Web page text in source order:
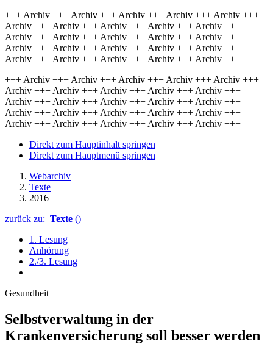
+++ Archiv +++ Archiv +++ Archiv +++ Archiv +++ Archiv +++
Archiv +++ Archiv +++ Archiv +++ Archiv +++ Archiv +++
Archiv +++ Archiv +++ Archiv +++ Archiv +++ Archiv +++
Archiv +++ Archiv +++ Archiv +++ Archiv +++ Archiv +++
Archiv +++ Archiv +++ Archiv +++ Archiv +++ Archiv +++
+++ Archiv +++ Archiv +++ Archiv +++ Archiv +++ Archiv +++
Archiv +++ Archiv +++ Archiv +++ Archiv +++ Archiv +++
Archiv +++ Archiv +++ Archiv +++ Archiv +++ Archiv +++
Archiv +++ Archiv +++ Archiv +++ Archiv +++ Archiv +++
Archiv +++ Archiv +++ Archiv +++ Archiv +++ Archiv +++
Direkt zum Hauptinhalt springen
Direkt zum Hauptmenü springen
Webarchiv
Texte
2016
zurück zu: Texte ()
1. Lesung
Anhörung
2./3. Lesung
Gesundheit
Selbstverwaltung in der
Krankenversicherung soll besser werden